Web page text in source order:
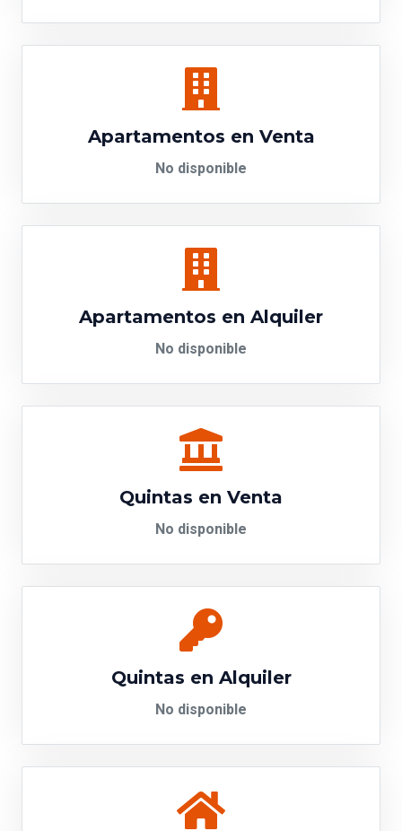
Apartamentos en Venta
No disponible
Apartamentos en Alquiler
No disponible
Quintas en Venta
No disponible
Quintas en Alquiler
No disponible